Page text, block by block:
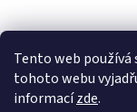
Tento web používá
tohoto webu
informacízde.
Z